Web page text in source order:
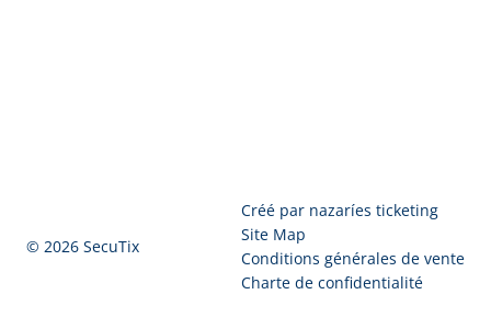
page
© 2026 SecuTix
Créé par nazaríes ticketing
Site Map
Conditions générales de vente
Charte de confidentialité